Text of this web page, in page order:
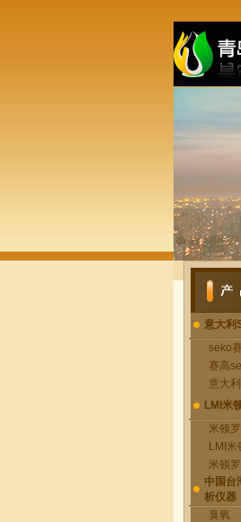
意大利
seko
赛高
意大
LMI米
米顿
LMI米
米顿
中国台
析仪器
臭氧